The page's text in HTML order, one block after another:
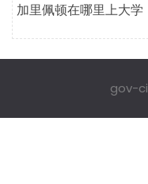
加里佩顿在哪里上大学
gov-